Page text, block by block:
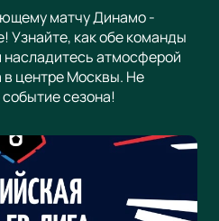
матчу Динамо -
Узнайте, как обе команды
атмосферой
в центре Москвы. Не
сезона!